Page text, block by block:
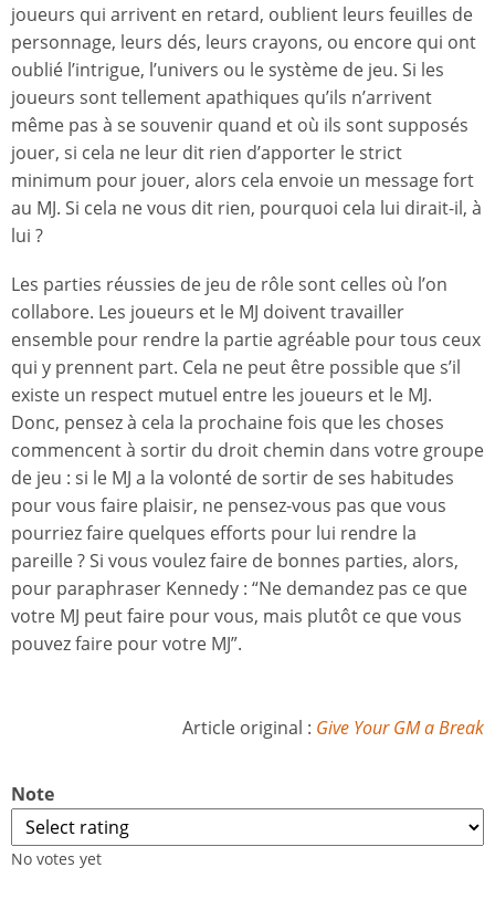
joueurs qui arrivent en retard, oublient leurs feuilles de
personnage, leurs dés, leurs crayons, ou encore qui ont
oublié l’intrigue, l’univers ou le système de jeu. Si les
joueurs sont tellement apathiques qu’ils n’arrivent
même pas à se souvenir quand et où ils sont supposés
jouer, si cela ne leur dit rien d’apporter le strict
minimum pour jouer, alors cela envoie un message fort
au MJ. Si cela ne vous dit rien, pourquoi cela lui dirait-il, à
lui ?
Les parties réussies de jeu de rôle sont celles où l’on
collabore. Les joueurs et le MJ doivent travailler
ensemble pour rendre la partie agréable pour tous ceux
qui y prennent part. Cela ne peut être possible que s’il
existe un respect mutuel entre les joueurs et le MJ.
Donc, pensez à cela la prochaine fois que les choses
commencent à sortir du droit chemin dans votre groupe
de jeu : si le MJ a la volonté de sortir de ses habitudes
pour vous faire plaisir, ne pensez-vous pas que vous
pourriez faire quelques efforts pour lui rendre la
pareille ? Si vous voulez faire de bonnes parties, alors,
pour paraphraser Kennedy : “Ne demandez pas ce que
votre MJ peut faire pour vous, mais plutôt ce que vous
pouvez faire pour votre MJ”.
Article original : Give Your GM a Break
Note
No votes yet